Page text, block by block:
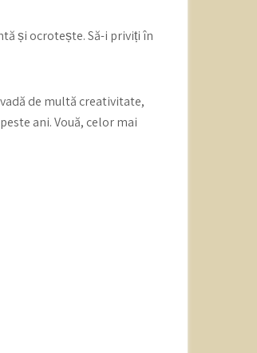
și ocrotește. Să-i priviți în
de multă creativitate,
ani. Vouă, celor mai